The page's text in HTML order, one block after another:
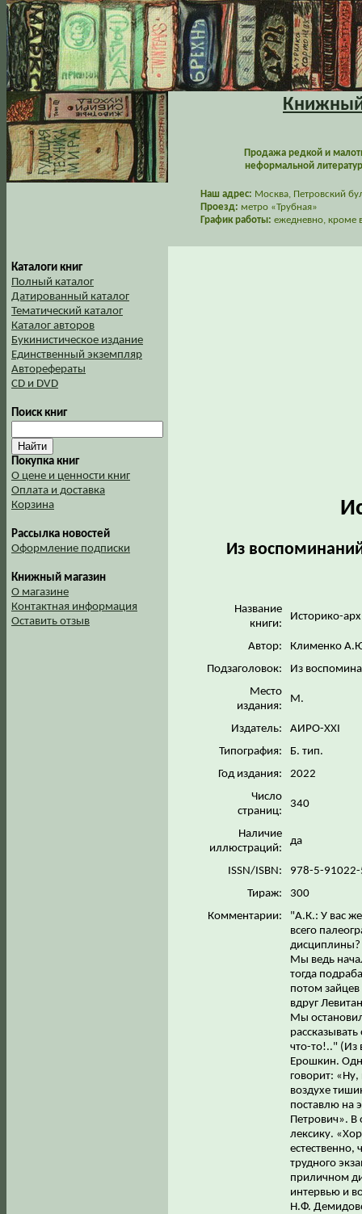
Книжный
Продажа редкой и
неформальной
Наш адрес: Москва, Петровский
Проезд: метро «Трубная»
График работы: ежедневно, кроме
Каталоги книг
Полный каталог
Датированный каталог
Тематический каталог
Каталог авторов
Букинистическое издание
Единственный экземпляр
Авторефераты
CD и DVD
Поиск книг
Покупка книг
О цене и ценности книг
Оплата и доставка
Корзина
Рассылка новостей
Оформление подписки
Книжный магазин
О магазине
Контактная информация
Оставить отзыв
Из
Название
книги:
Историко-
Автор:
Клименко
Подзаголовок:
Из
Место
издания:
М.
Издатель:
АИРО-XXI
Типография:
Б. тип.
Год издания:
2022
Число
страниц:
340
Наличие
иллюстраций:
да
ISSN/ISBN:
978-5-
Тираж:
300
Комментарии:
"А.К.: У вас
всего
Мы ведь
тогда
потом
вдруг
Мы
что-то!.." (Из
Ерошкин.
говорит: «Ну,
воздухе
поставлю на
Петрович».
лексику.
трудного
приличном
интервью и
Н.Ф.